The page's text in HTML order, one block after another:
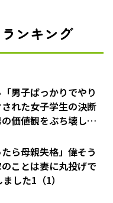
ンキング
男子ばっかりでやり
れた女子学生の決断
価値観をぶち壊した
ら母親失格」偉そう
ことは妻に丸投げで
した1（1）